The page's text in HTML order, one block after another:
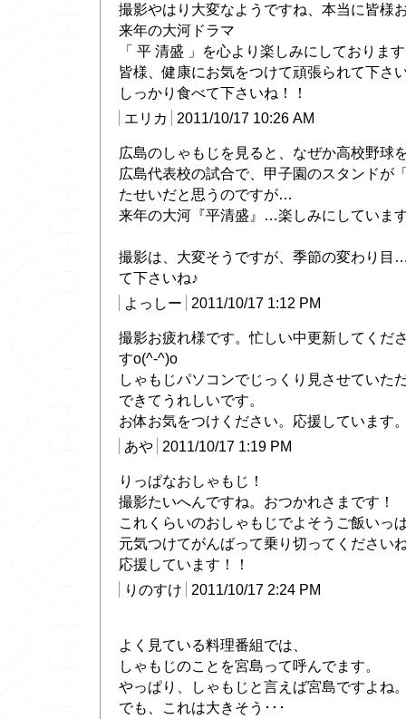
撮影やはり大変なようですね、本当に皆様
来年の大河ドラマ
「 平 清盛 」を心より楽しみにしておりま
皆様、健康にお気をつけて頑張られて下さ
しっかり食べて下さいね！！
エリカ
2011/10/17 10:26 AM
広島のしゃもじを見ると、なぜか高校野球
広島代表校の試合で、甲子園のスタンドが
たせいだと思うのですが…
来年の大河『平清盛』…楽しみにしていま
撮影は、大変そうですが、季節の変わり目
て下さいね♪
よっしー
2011/10/17 1:12 PM
撮影お疲れ様です。忙しい中更新してくだ
すo(^-^)o
しゃもじパソコンでじっくり見させていた
できてうれしいです。
お体お気をつけください。応援しています
あや
2011/10/17 1:19 PM
りっぱなおしゃもじ！
撮影たいへんですね。おつかれさまです！
これくらいのおしゃもじでよそうご飯いっ
元気つけてがんばって乗り切ってください
応援しています！！
りのすけ
2011/10/17 2:24 PM
よく見ている料理番組では、
しゃもじのことを宮島って呼んでます。
やっぱり、しゃもじと言えば宮島ですよね
でも、これは大きそう･･･